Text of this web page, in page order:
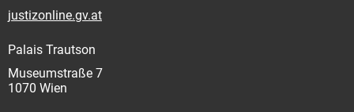
justizonline.gv.at
Palais Trautson
Museumstraße 7
1070 Wien